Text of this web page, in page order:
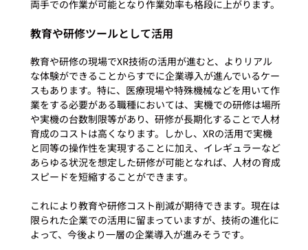
教育や研修ツールとして活用
教育や研修の現場でXR技術の活用が進むと、よりリアル
な体験ができることからすでに企業導入が進んでいるケー
スもあります。特に、医療現場や特殊機械などを用いて作
業をする必要がある職種においては、実機での研修は場所
や実機の台数制限等があり、研修が長期化することで人材
育成のコストは高くなります。しかし、XRの活用で実機
と同等の操作性を実現することに加え、イレギュラーなど
あらゆる状況を想定した研修が可能となれば、人材の育成
スピードを短縮することができます。
これにより教育や研修コスト削減が期待できます。現在は
限られた企業での活用に留まっていますが、技術の進化に
よって、今後より一層の企業導入が進みそうです。